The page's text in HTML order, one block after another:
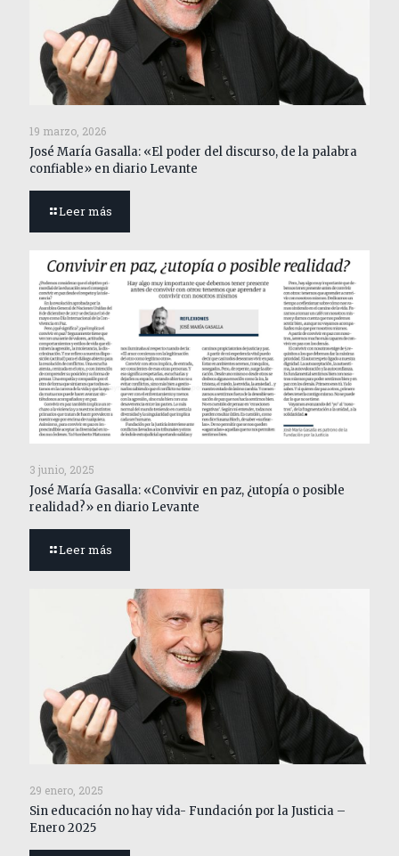
19 marzo, 2026
José María Gasalla: «El poder del discurso, de la palabra
confiable» en diario Levante
Leer más
3 junio, 2025
José María Gasalla: «Convivir en paz, ¿utopía o posible
realidad?» en diario Levante
Leer más
29 enero, 2025
Sin educación no hay vida- Fundación por la Justicia –
Enero 2025